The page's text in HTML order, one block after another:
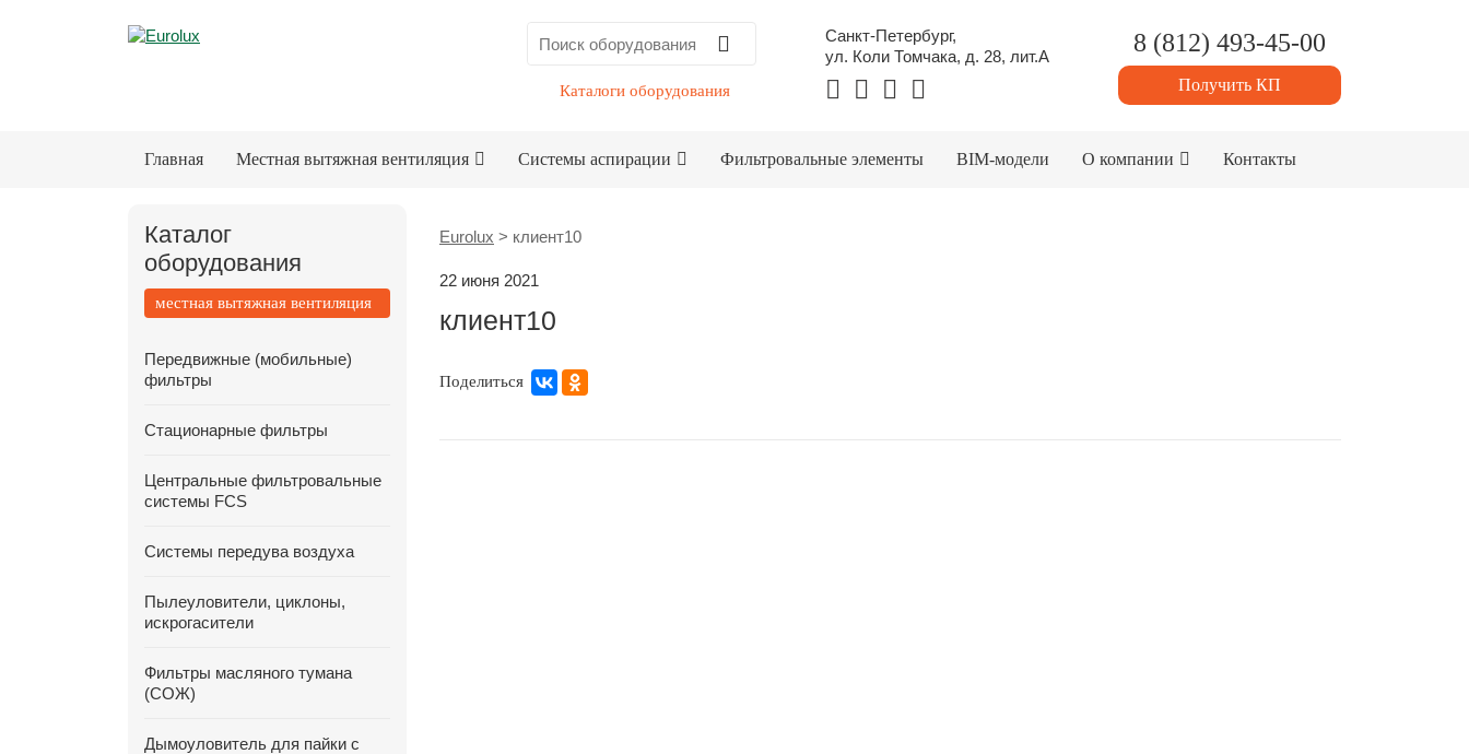
Каталоги оборудования
Санкт-Петербург,
ул. Коли Томчака, д. 28, лит.А
8 (812) 493-45-00
Получить КП
Главная Местная вытяжная вентиляция Системы аспирации Фильтровальные элементы BIM-модели О компании Контакты
Каталог
оборудования
местная вытяжная вентиляция
Передвижные (мобильные)
фильтры
Стационарные фильтры
Центральные фильтровальные
системы FCS
Системы передува воздуха
Пылеуловители, циклоны,
искрогасители
Фильтры масляного тумана
(СОЖ)
Дымоуловитель для пайки с
Eurolux > клиент10
22 июня 2021
клиент10
Поделиться